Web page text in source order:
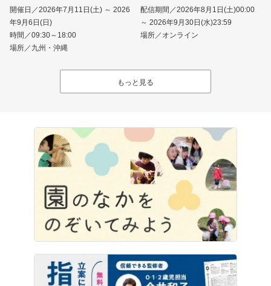
開催日／2026年7月11日(土) ～ 2026
年9月6日(日)
時間／09:30～18:00
場所／九州・沖縄
配信期間／2026年8月1日(土)00:00
～ 2026年9月30日(水)23:59
場所／オンライン
もっと見る